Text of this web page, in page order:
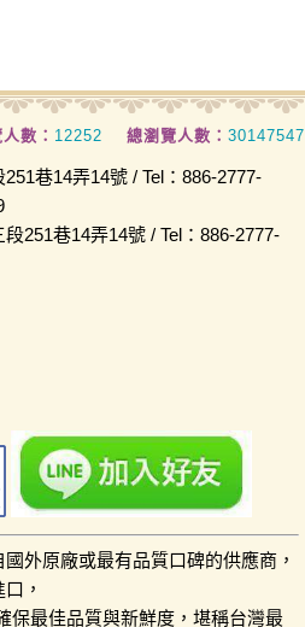
數： 12252 總瀏覽人數： 30147547
巷14弄14號 / Tel：886-2777-
251巷14弄14號 / Tel：886-2777-
外原廠或最有品質口碑的供應商，
，
保最佳品質與新鮮度，堪稱台灣最